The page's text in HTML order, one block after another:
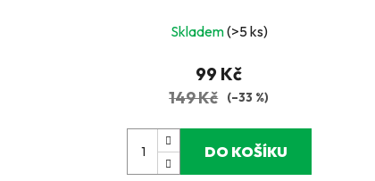
Skladem(>5 ks)
99 Kč
149 Kč (–33 %)
DO KOŠÍKU